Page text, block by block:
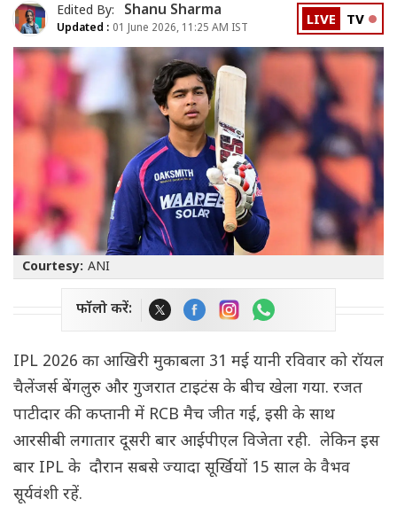
Edited By: Shanu Sharma
Updated : 01 June 2026, 11:25 AM IST LIVE TV
Courtesy: ANI
फॉलो करें:
IPL 2026 का आखिरी मुकाबला 31 मई यानी रविवार को रॉयल
चैलेंजर्स बेंगलुरु और गुजरात टाइटंस के बीच खेला गया. रजत
पाटीदार की कप्तानी में RCB मैच जीत गई, इसी के साथ
आरसीबी लगातार दूसरी बार आईपीएल विजेता रही. लेकिन इस
बार IPL के दौरान सबसे ज्यादा सूर्खियों 15 साल के वैभव
सूर्यवंशी रहें.